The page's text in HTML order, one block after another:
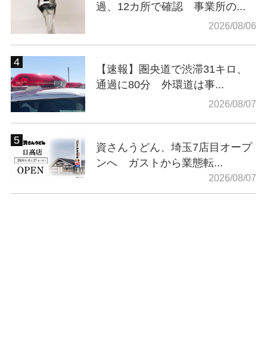
過、12カ所で確認 事業所の...
2026/08/06
【速報】圏央道で渋滞31キロ、
通過に80分 外環道は事...
2026/08/07
資さんうどん、埼玉7店目オープ
ンへ ガストから業態転...
2026/08/07